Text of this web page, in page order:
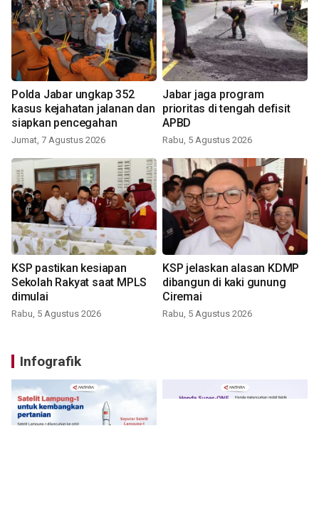
Polda Jabar ungkap 352
kasus kejahatan jalanan dan
siapkan pencegahan
Jumat, 7 Agustus 2026
Jabar jaga program
prioritas di tengah defisit
APBD
Rabu, 5 Agustus 2026
KSP pastikan kesiapan
Sekolah Rakyat saat MPLS
dimulai
Rabu, 5 Agustus 2026
KSP jelaskan alasan KDMP
dibangun di kaki gunung
Ciremai
Rabu, 5 Agustus 2026
Infografik